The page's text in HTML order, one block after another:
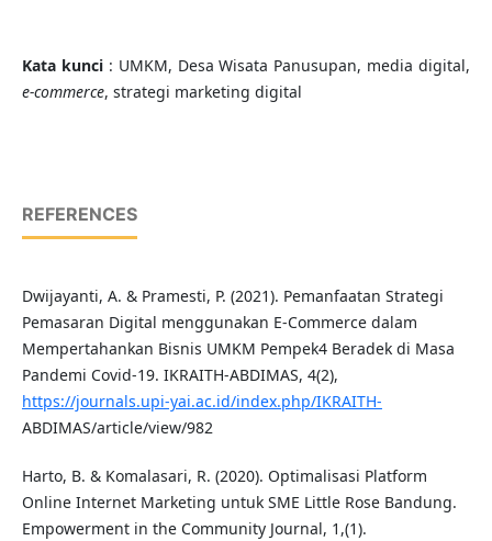
Kata kunci : UMKM, Desa Wisata Panusupan, media digital,
e-commerce, strategi marketing digital
REFERENCES
Dwijayanti, A. & Pramesti, P. (2021). Pemanfaatan Strategi
Pemasaran Digital menggunakan E-Commerce dalam
Mempertahankan Bisnis UMKM Pempek4 Beradek di Masa
Pandemi Covid-19. IKRAITH-ABDIMAS, 4(2),
https://journals.upi-yai.ac.id/index.php/IKRAITH-
ABDIMAS/article/view/982
Harto, B. & Komalasari, R. (2020). Optimalisasi Platform
Online Internet Marketing untuk SME Little Rose Bandung.
Empowerment in the Community Journal, 1,(1).